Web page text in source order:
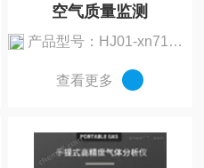
空气质量监测
产品型号：HJ01-xn71BA-30
查看更多